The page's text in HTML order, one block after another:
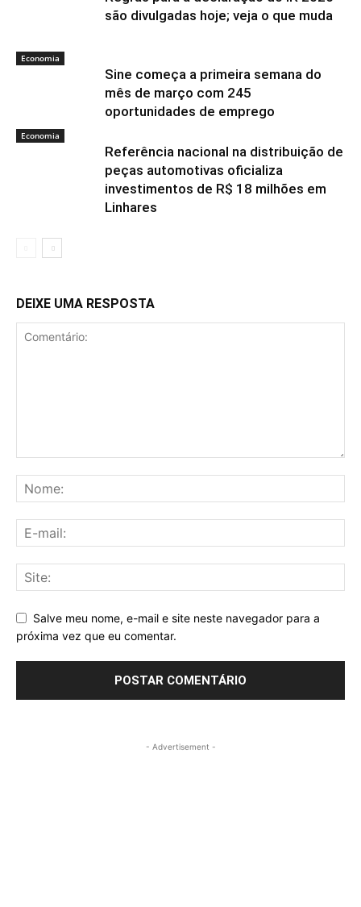
são divulgadas hoje; veja o que muda
Economia
Sine começa a primeira semana do
mês de março com 245
oportunidades de emprego
Economia
Referência nacional na distribuição de
peças automotivas oficializa
investimentos de R$ 18 milhões em
Linhares
DEIXE UMA RESPOSTA
Salve meu nome, e-mail e site neste navegador para a
próxima vez que eu comentar.
- Advertisement -